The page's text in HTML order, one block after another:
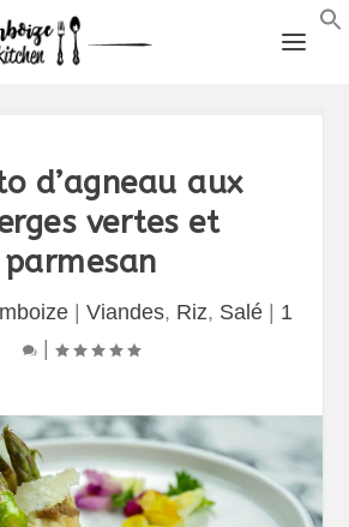
d’agneau aux
vertes et
parmesan
Viandes, Riz, Salé
1
|